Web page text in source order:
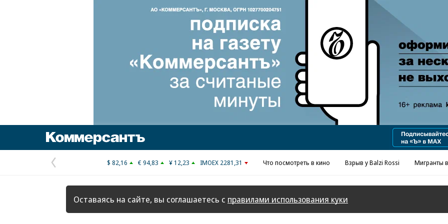
Реклама в «Ъ» www.kommersant.ru/ad
Предыдущая
страница
$ 82,16 € 94,83 ¥ 12,23 IMOEX 2281,31 Что посмотреть в кино Взрыв у Balzi Rossi Мигранты
Оставаясь на сайте, вы соглашаетесь с правилами использования куки